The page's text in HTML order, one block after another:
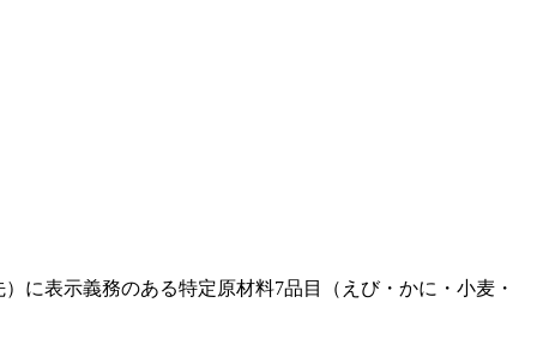
に表示義務のある特定原材料7品目（えび・かに・小麦・